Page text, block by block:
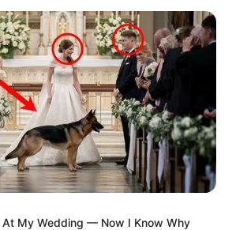
At My Wedding — Now I Know Why